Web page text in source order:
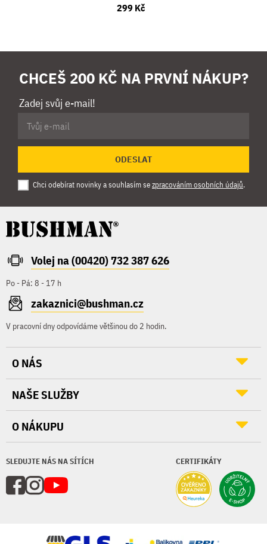
299 Kč
CHCEŠ 200 KČ NA PRVNÍ NÁKUP?
Zadej svůj e-mail!
ODESLAT
Chci odebírat novinky a souhlasím sezpracováním osobních údajů.
Volej na (00420) 732 387 626
Po - Pá: 8 - 17 h
zakaznici@bushman.cz
V pracovní dny odpovídáme většinou do 2 hodin.
SLEDUJTE NÁS NA SÍTÍCH CERTIFIKÁTY
O NÁS
NAŠE SLUŽBY
O NÁKUPU